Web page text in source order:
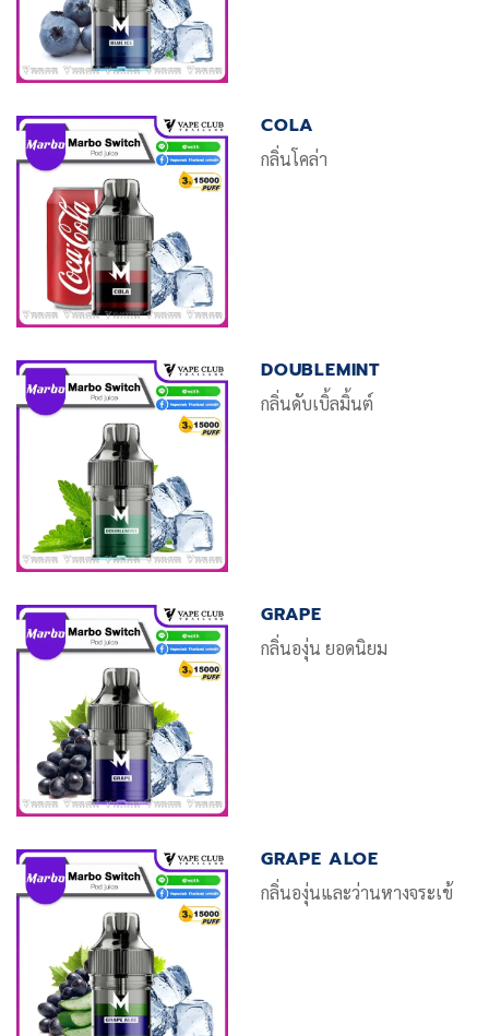
COLA
กลิ่นโคล่า
DOUBLEMINT
กลิ่นดับเบิ้ลมิ้นต์
GRAPE
กลิ่นองุ่น ยอดนิยม
GRAPE ALOE
กลิ่นองุ่นและว่านหางจระเข้